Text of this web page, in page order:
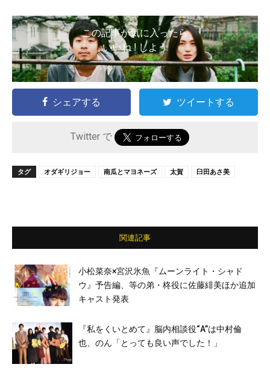
この記事が気に入ったら
いいね ! しよう
シェアする ツイートする
Twitter で
タグ オダギリジョー 南瓜とマヨネーズ 太賀 臼田あさ美
関連記事
小松菜奈×宮沢氷魚『ムーンライト・シャド
ウ』予告編、等の弟・柊役に佐藤緋美ほか追加
キャスト発表
『私をくいとめて』脳内相談役“A”は中村倫
也、のん「とっても良い声でした！」